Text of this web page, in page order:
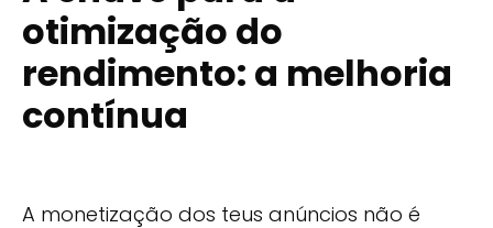
otimização do
rendimento: a melhoria
contínua
A monetização dos teus anúncios não é